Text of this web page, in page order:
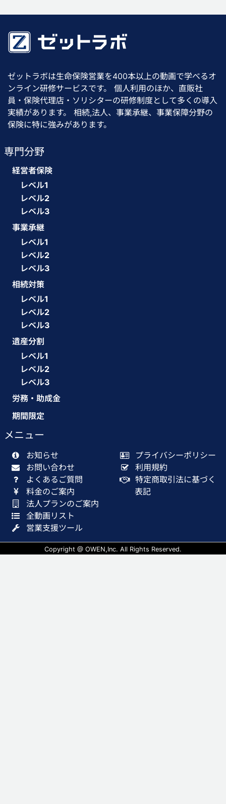
ゼットラボは生命保険営業を400本以上の動画で学べるオ
ンライン研修サービスです。 個人利用のほか、直販社
員・保険代理店・ソリシターの研修制度として多くの導入
実績があります。 相続,法人、事業承継、事業保障分野の
保険に特に強みがあります。
専門分野
経営者保険
レベル1
レベル2
レベル3
事業承継
レベル1
レベル2
レベル3
相続対策
レベル1
レベル2
レベル3
遺産分割
レベル1
レベル2
レベル3
労務・助成金
期間限定
メニュー
お知らせ
お問い合わせ
よくあるご質問
料金のご案内
法人プランのご案内
全動画リスト
営業支援ツール
プライバシーポリシー
利用規約
特定商取引法に基づく
表記
Copyright @ OWEN,Inc. All Rights Reserved.